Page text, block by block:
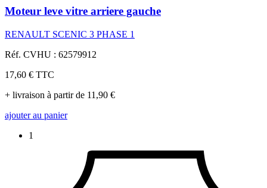
Moteur leve vitre arriere gauche
RENAULT SCENIC 3 PHASE 1
Réf. CVHU : 62579912
17,60 € TTC
+ livraison à partir de 11,90 €
ajouter au panier
1